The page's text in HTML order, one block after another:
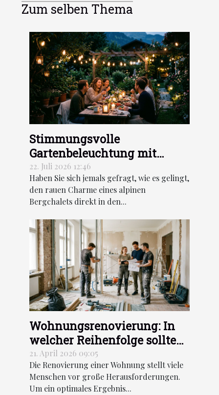
Zum selben Thema
Stimmungsvolle
Gartenbeleuchtung mit
Lumière des Alpes
22. Juli 2026 12:46
Haben Sie sich jemals gefragt, wie es gelingt,
den rauen Charme eines alpinen
Bergchalets direkt in den...
Wohnungsrenovierung: In
welcher Reihenfolge sollten
die Arbeiten durchgeführt
werden?
21. April 2026 09:05
Die Renovierung einer Wohnung stellt viele
Menschen vor große Herausforderungen.
Um ein optimales Ergebnis...